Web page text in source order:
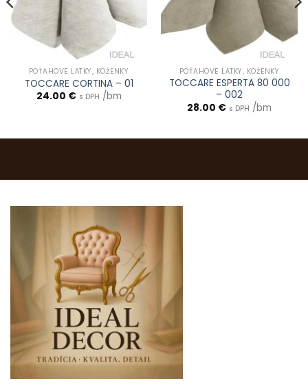
POŤAHOVÉ LÁTKY, KOŽENKY
TOCCARE CORTINA – 01
24.00 € s DPH /bm
POŤAHOVÉ LÁTKY, KOŽENKY
TOCCARE ESPERTA 80 000
– 002
28.00 € s DPH /bm